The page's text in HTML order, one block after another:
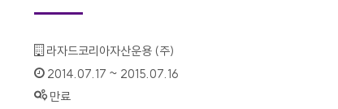
기관명 :
라자드코리아자산운용 (주)
인증기간 :
2014.07.17 ~ 2015.07.16
상태 :
만료